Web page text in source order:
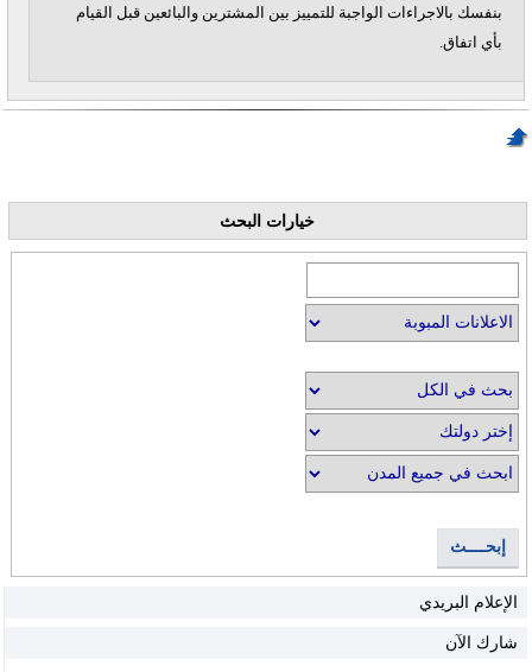
بنفسك بالاجراءات الواجبة للتمييز بين المشترين والبائعين قبل القيام
بأي اتفاق.
خيارات البحث
إبحــــث
الإعلام البريدي
شارك الآن